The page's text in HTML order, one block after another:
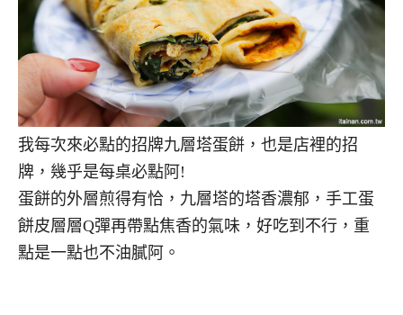
我每次來必點的招牌九層塔蛋餅，也是店裡的招
牌，幾乎是每桌必點阿!
蛋餅的外層煎得有恰，九層塔的塔香濃郁，手工蛋
餅皮層層Q彈再帶點焦香的氣味，好吃到不行，重
點是一點也不油膩阿。